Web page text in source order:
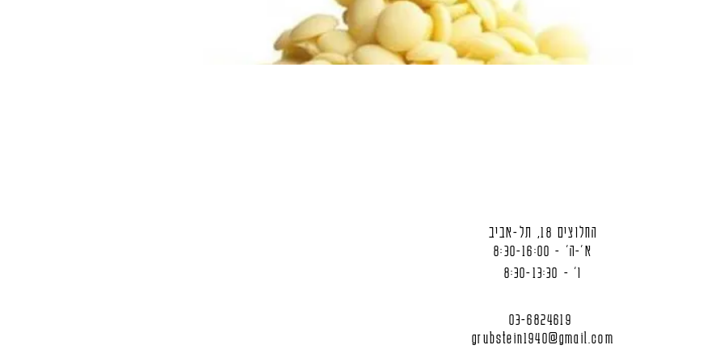
החלוצים 18, תל-אביב
א'-ה' - 8:30-16:00
ו' - 8:30-13:30
03-6824619
grubstein1940@gmail.com